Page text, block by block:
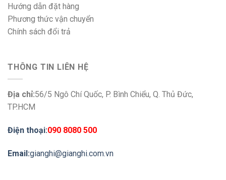
Hướng dẫn đặt hàng
Phương thức vận chuyển
Chính sách đổi trả
THÔNG TIN LIÊN HỆ
Địa chỉ:56/5 Ngô Chí Quốc, P. Bình Chiểu, Q. Thủ Đức,
TP.HCM
Điện thoại:090 8080 500
Email:gianghi@gianghi.com.vn